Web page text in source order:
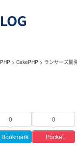
PHP > CakePHP > ランサーズ開
0
Bookmark
0
Pocket